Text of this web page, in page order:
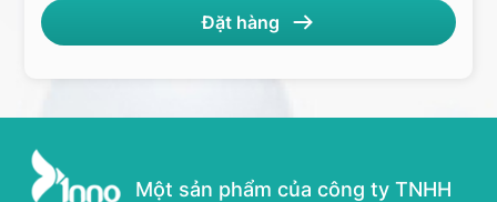
Một sản phẩm của công ty TNHH